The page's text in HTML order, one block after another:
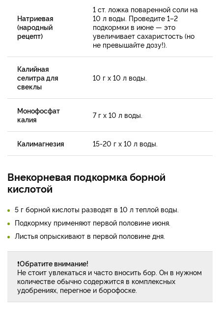
Натриевая
(народный
рецепт)
1 ст. ложка поваренной соли на
10 л воды. Проведите 1–2
подкормки в июне — это
увеличивает сахаристость (но
не превышайте дозу!).
Калийная
селитра для
свеклы
10 г х 10 л воды.
Монофосфат
калия
7 г х 10 л воды.
Калимагнезия 15-20 г х 10 л воды.
Внекорневая подкормка борной
кислотой
5 г борной кислоты разводят в 10 л теплой воды.
Подкормку применяют первой половине июня.
Листья опрыскивают в первой половине дня.
❗Обратите внимание!
Не стоит увлекаться и часто вносить бор. Он в нужном
количестве обычно содержится в комплексных
удобрениях, перегное и борофоске.